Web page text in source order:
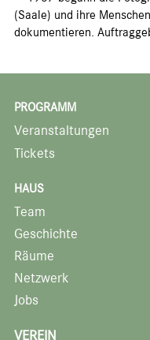
(Saale) und ihre
dokumentieren.
PROGRAMM
Veranstaltungen
Tickets
HAUS
Team
Geschichte
Räume
Netzwerk
Jobs
VEREIN